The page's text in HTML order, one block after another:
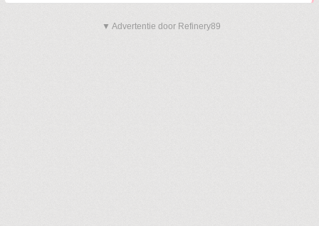
▼ Advertentie door Refinery89